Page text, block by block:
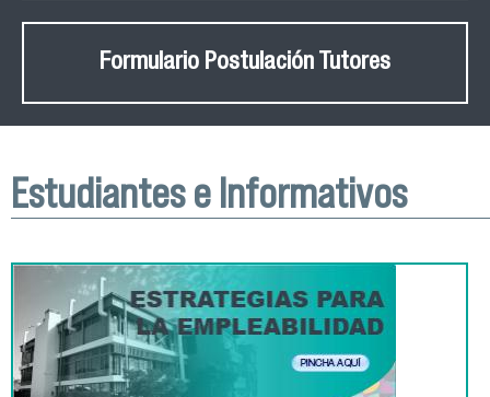
Formulario Postulación Tutores
Estudiantes e Informativos